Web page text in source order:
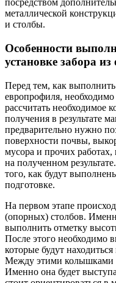
посредством
металлической
и столбы.
Особенности
установке забора
Перед тем, как
европрофиля,
рассчитать необходимое
получения в результате
предварительно нужно
поверхности почвы,
мусора и прочих работах,
на полученном
того, как будут
подготовке.
На первом этапе
(опорных) столбов.
выполнить отметку
После этого необходимо
которые будут
Между этими колышками
Именно она будет